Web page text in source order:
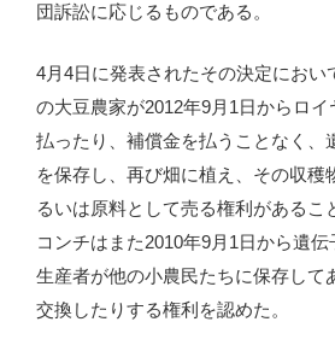
団訴訟に応じるものである。
4月4日に発表されたその決定におい
の大豆農家が2012年9月1日からロ
払ったり、補償金を払うことなく、
を保存し、再び畑に植え、その収穫
るいは原料として売る権利があるこ
コンチはまた2010年9月1日から遺
生産者が他の小農民たちに保存して
交換したりする権利を認めた。